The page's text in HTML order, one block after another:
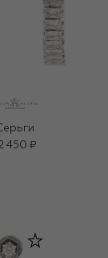
450 ₽